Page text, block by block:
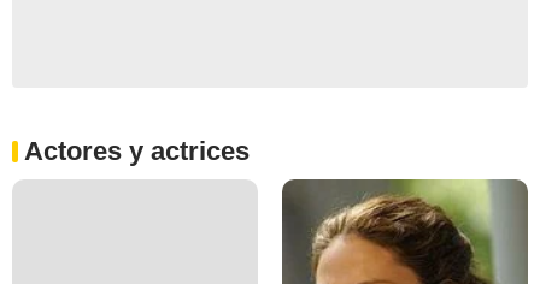
Actores y actrices